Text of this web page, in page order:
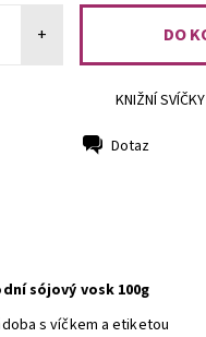
+
KNIŽNÍ SVÍČKY
Dotaz
sójový vosk 100g
s víčkem a etiketou